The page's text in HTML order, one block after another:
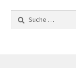
Suche
nach: